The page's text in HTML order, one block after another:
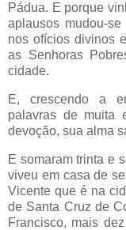
Pádua. E porque
aplausos mudou-
nos ofícios divinos
as Senhoras
cidade.
E, crescendo a
palavras de muita
devoção, sua alma
E somaram trinta e
viveu em casa de
Vicente que é na
de Santa Cruz de
Francisco, mais